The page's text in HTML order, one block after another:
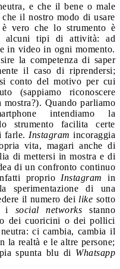
e che il bene o male
il nostro modo di usare
vero che lo strumento è
alcuni tipi di attività: ad
in video in ogni momento.
la competenza di saper
il caso di riprendersi;
conto del motivo per cui
(sappiamo riconoscere
Quando parliamo
intendiamo la
strumento facilita certe
farle. Instagram incoraggia
vita, magari anche di
di mettersi in mostra e di
di un confronto continuo
proprio Instagram
in
sperimentazione di una
il numero dei like sotto
i social networks stanno
dei cuoricini o dei pollici
ci cambia, cambia il
la realtà e le altre persone;
spunta blu di Whatsapp